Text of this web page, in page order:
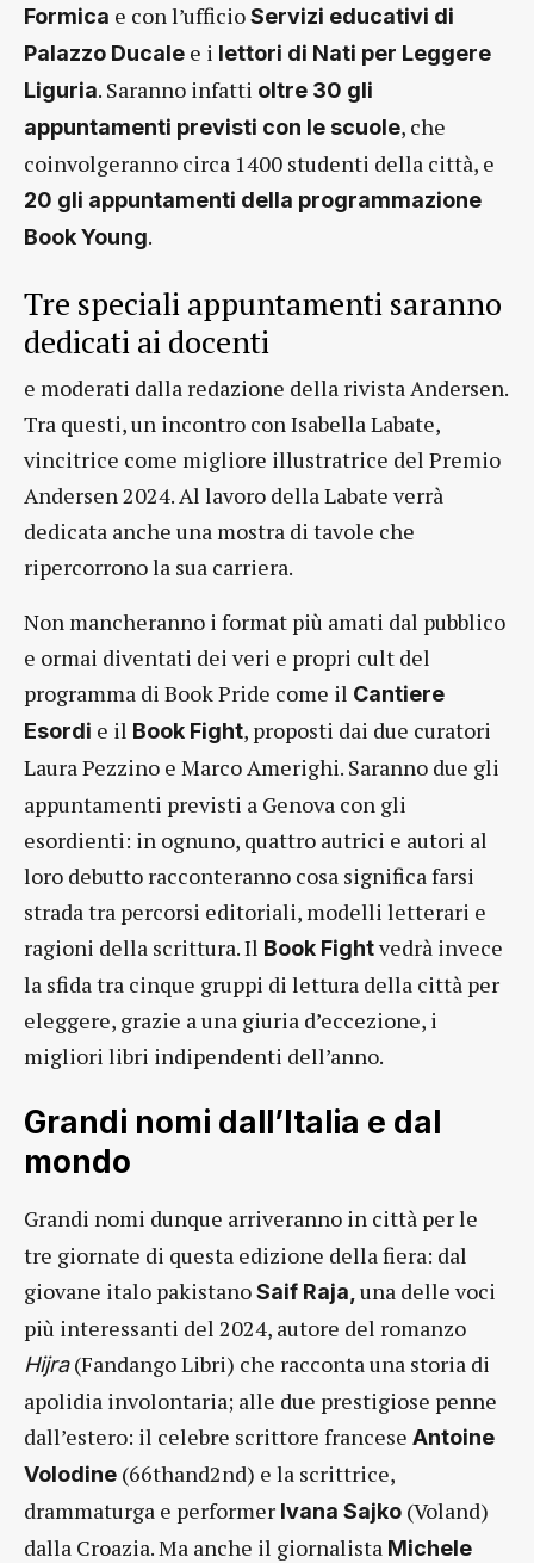
Formica e con l’ufficioServizi educativi di
Palazzo Ducale e i lettori di Nati per Leggere
Liguria. Saranno infatti oltre 30 gli
appuntamenti previsti con le scuole, che
coinvolgeranno circa 1400 studenti della città, e
20 gli appuntamenti della programmazione
Book Young.
Tre speciali appuntamenti saranno
dedicati ai docenti
e moderati dalla redazione della rivista Andersen.
Tra questi, un incontro con Isabella Labate,
vincitrice come migliore illustratrice del Premio
Andersen 2024. Al lavoro della Labate verrà
dedicata anche una mostra di tavole che
ripercorrono la sua carriera.
Non mancheranno i format più amati dal pubblico
e ormai diventati dei veri e propri cult del
programma di Book Pride come il Cantiere
Esordi e il Book Fight, proposti dai due curatori
Laura Pezzino e Marco Amerighi. Saranno due gli
appuntamenti previsti a Genova con gli
esordienti: in ognuno, quattro autrici e autori al
loro debutto racconteranno cosa significa farsi
strada tra percorsi editoriali, modelli letterari e
ragioni della scrittura. Il Book Fightvedrà invece
la sfida tra cinque gruppi di lettura della città per
eleggere, grazie a una giuria d’eccezione, i
migliori libri indipendenti dell’anno.
Grandi nomi dall’Italia e dal
mondo
Grandi nomi dunque arriveranno in città per le
tre giornate di questa edizione della fiera: dal
giovane italo pakistanoSaif Raja, una delle voci
più interessanti del 2024, autore del romanzo
Hijra(Fandango Libri) che racconta una storia di
apolidia involontaria; alle due prestigiose penne
dall’estero: il celebre scrittore francese Antoine
Volodine (66thand2nd) e la scrittrice,
drammaturga e performer Ivana Sajko (Voland)
dalla Croazia. Ma anche il giornalista Michele